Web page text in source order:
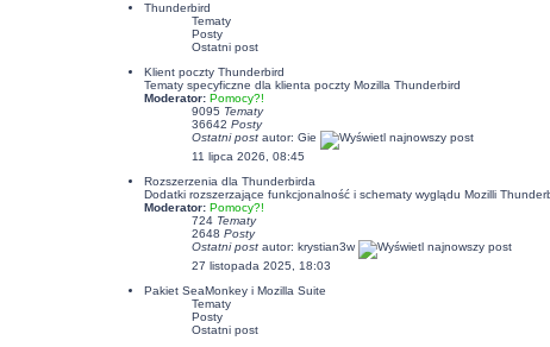
Thunderbird
Tematy
Posty
Ostatni post
Klient poczty Thunderbird
Tematy specyficzne dla klienta poczty Mozilla Thunderbird
Moderator: Pomocy?!
9095 Tematy
36642 Posty
Ostatni postautor: Gie
11 lipca 2026, 08:45
Rozszerzenia dla Thunderbirda
Dodatki rozszerzające funkcjonalność i schematy wyglądu Mozilli
Moderator: Pomocy?!
724 Tematy
2648 Posty
Ostatni postautor: krystian3w
27 listopada 2025, 18:03
Pakiet SeaMonkey i Mozilla Suite
Tematy
Posty
Ostatni post